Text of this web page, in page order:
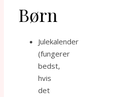
Børn
Julekalender
(fungerer
bedst,
hvis
det